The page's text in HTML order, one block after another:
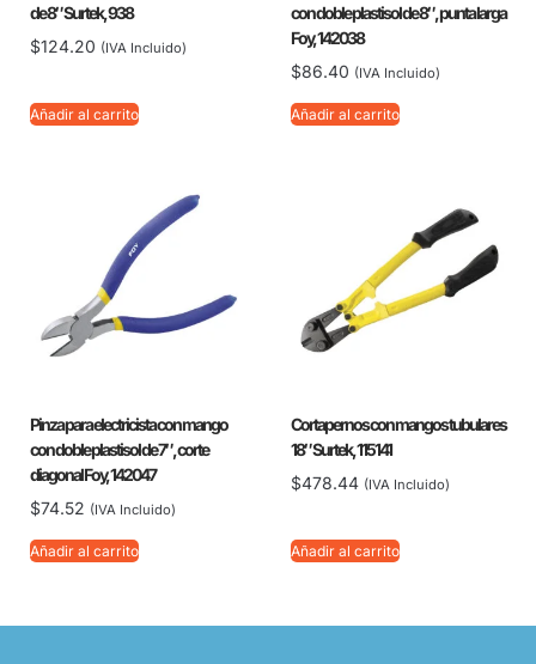
de 8″ Surtek, 938
$124.20 (IVA Incluido)
Añadir al carrito
con doble plastisol de 8″, punta larga
Foy, 142038
$86.40 (IVA Incluido)
Añadir al carrito
Pinza para electricista con mango
con doble plastisol de 7″, corte
diagonal Foy, 142047
$74.52 (IVA Incluido)
Añadir al carrito
Cortapernos con mangos tubulares
18″ Surtek, 115141
$478.44 (IVA Incluido)
Añadir al carrito